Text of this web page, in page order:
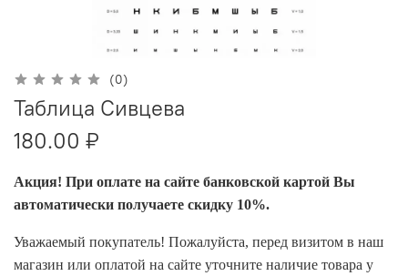
(0)
Таблица Сивцева
180.00 ₽
Акция! При оплате на сайте банковской картой Вы
автоматически получаете скидку 10%.
Уважаемый покупатель! Пожалуйста, перед визитом в наш
магазин или оплатой на сайте уточните наличие товара у